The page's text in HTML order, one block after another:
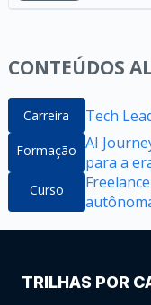
CONTEÚDOS
Carreira Tech
Formação AI
para a
Curso
TRILHAS POR